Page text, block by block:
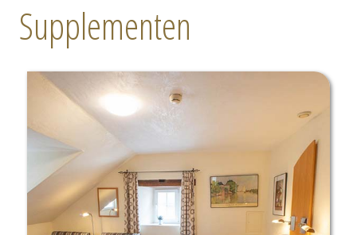
Supplementen